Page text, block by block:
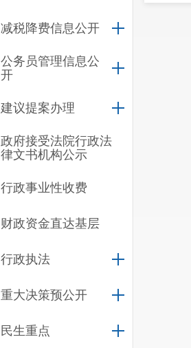
减税降费信息公开
公务员管理信息公
开
建议提案办理
政府接受法院行政法
律文书机构公示
行政事业性收费
财政资金直达基层
行政执法
重大决策预公开
民生重点